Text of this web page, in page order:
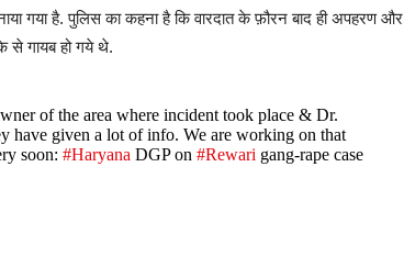
गया है. पुलिस का कहना है कि वारदात के फ़ौरन बाद ही अपहरण और
गायब हो गये थे.
of the area where incident took place & Dr.
have given a lot of info. We are working on that
soon: #Haryana DGP on #Rewari gang-rape case